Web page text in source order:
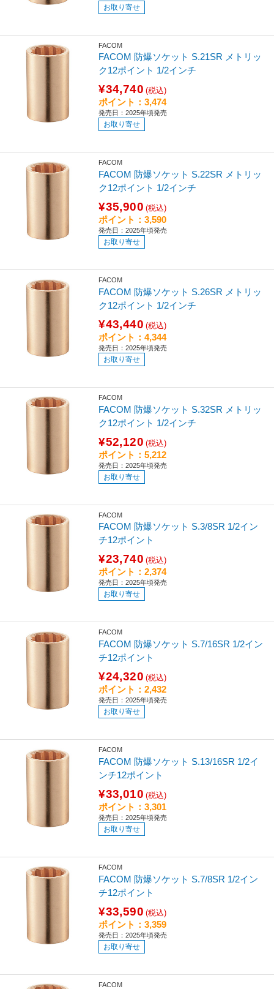
お取り寄せ
FACOM
FACOM 防爆ソケット S.21SR メトリッ
ク12ポイント 1/2インチ
¥34,740 (税込)
ポイント：3,474
発売日：2025年頃発売
お取り寄せ
FACOM
FACOM 防爆ソケット S.22SR メトリッ
ク12ポイント 1/2インチ
¥35,900 (税込)
ポイント：3,590
発売日：2025年頃発売
お取り寄せ
FACOM
FACOM 防爆ソケット S.26SR メトリッ
ク12ポイント 1/2インチ
¥43,440 (税込)
ポイント：4,344
発売日：2025年頃発売
お取り寄せ
FACOM
FACOM 防爆ソケット S.32SR メトリッ
ク12ポイント 1/2インチ
¥52,120 (税込)
ポイント：5,212
発売日：2025年頃発売
お取り寄せ
FACOM
FACOM 防爆ソケット S.3/8SR 1/2イン
チ12ポイント
¥23,740 (税込)
ポイント：2,374
発売日：2025年頃発売
お取り寄せ
FACOM
FACOM 防爆ソケット S.7/16SR 1/2イン
チ12ポイント
¥24,320 (税込)
ポイント：2,432
発売日：2025年頃発売
お取り寄せ
FACOM
FACOM 防爆ソケット S.13/16SR 1/2イ
ンチ12ポイント
¥33,010 (税込)
ポイント：3,301
発売日：2025年頃発売
お取り寄せ
FACOM
FACOM 防爆ソケット S.7/8SR 1/2イン
チ12ポイント
¥33,590 (税込)
ポイント：3,359
発売日：2025年頃発売
お取り寄せ
FACOM